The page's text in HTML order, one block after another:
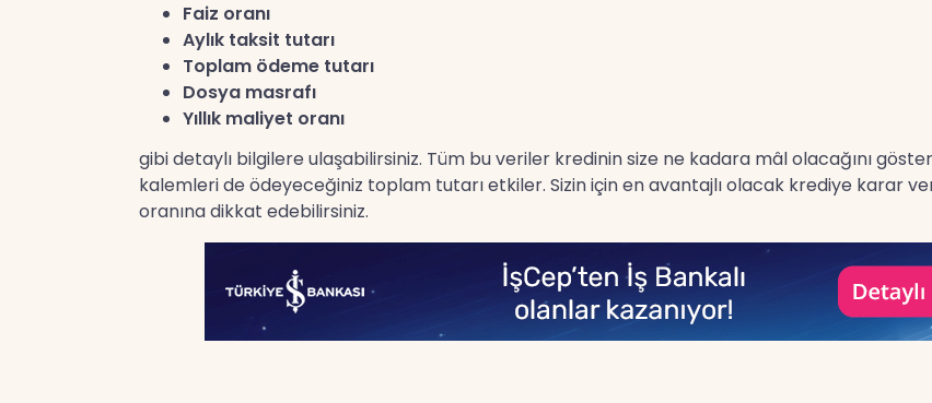
Faiz oranı
Aylık taksit tutarı
Toplam ödeme tutarı
Dosya masrafı
Yıllık maliyet oranı
gibi detaylı bilgilere ulaşabilirsiniz. Tüm bu veriler kredinin size ne kadara mâl olacağını
kalemleri de ödeyeceğiniz toplam tutarı etkiler. Sizin için en avantajlı olacak krediye karar
oranına dikkat edebilirsiniz.